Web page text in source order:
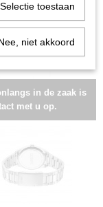
in de zaak is
met u op.
Selectie toestaan
niet akkoord